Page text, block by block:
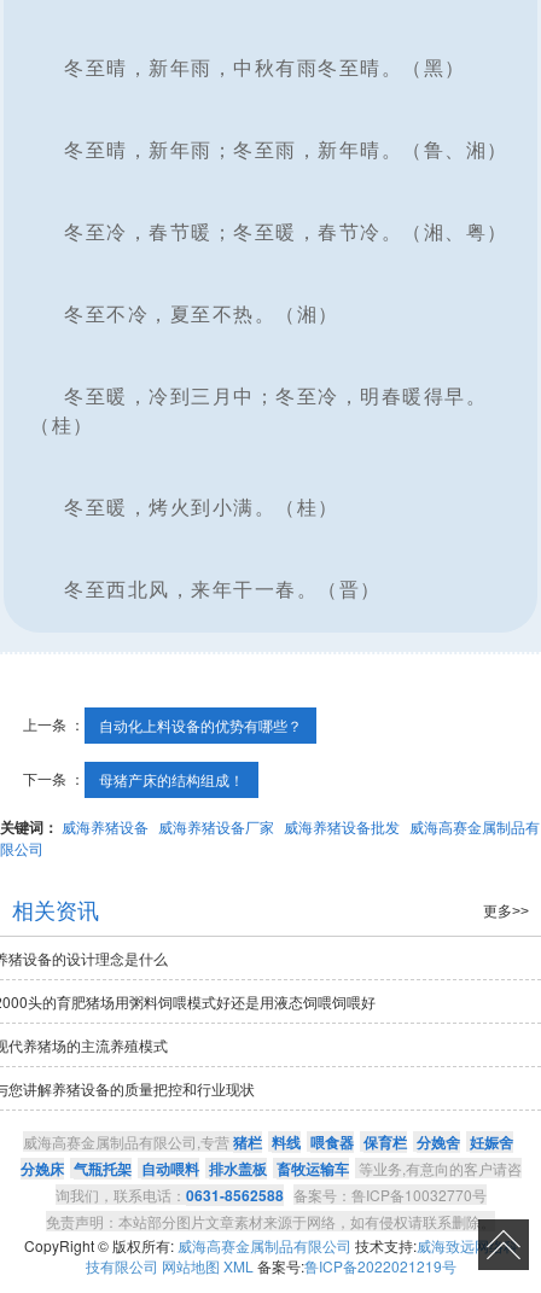
冬至晴，新年雨，中秋有雨冬至晴。（黑）
冬至晴，新年雨；冬至雨，新年晴。（鲁、湘）
冬至冷，春节暖；冬至暖，春节冷。（湘、粤）
冬至不冷，夏至不热。（湘）
冬至暖，冷到三月中；冬至冷，明春暖得早。
（桂）
冬至暖，烤火到小满。（桂）
冬至西北风，来年干一春。（晋）
上一条 ： 自动化上料设备的优势有哪些？
下一条 ： 母猪产床的结构组成！
关键词： 威海养猪设备 威海养猪设备厂家 威海养猪设备批发 威海高赛金属制品有
限公司
相关资讯 更多>>
猪设备的设计理念是什么
头的育肥猪场用粥料饲喂模式好还是用液态饲喂饲喂好
代养猪场的主流养殖模式
您讲解养猪设备的质量把控和行业现状
威海高赛金属制品有限公司,专营猪栏 料线 喂食器 保育栏 分娩舍 妊娠舍
分娩床 气瓶托架 自动喂料 排水盖板 畜牧运输车 等业务,有意向的客户请咨
询我们，联系电话： 0631-8562588 备案号：鲁ICP备10032770号
免责声明：本站部分图片文章素材来源于网络，如有侵权请联系删除。
CopyRight © 版权所有: 威海高赛金属制品有限公司 技术支持:威海致远网络科
技有限公司 网站地图 XML 备案号:鲁ICP备2022021219号